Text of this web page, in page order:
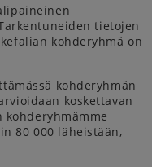
tietojen
kohderyhmä on
kohderyhmän
koskettavan
80 000 läheistään,